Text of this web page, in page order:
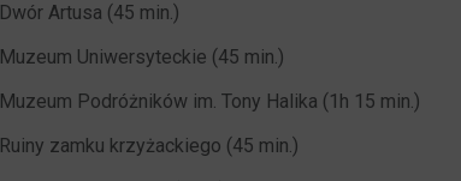
Dwór Artusa (45 min.)
Muzeum Uniwersyteckie (45 min.)
Muzeum Podróżników im. Tony Halika (1h 15 min.)
Ruiny zamku krzyżackiego (45 min.)